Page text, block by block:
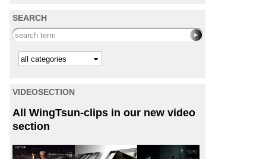
SEARCH
Search this site
Kategorie
VIDEOSECTION
All WingTsun-clips in our new video
section